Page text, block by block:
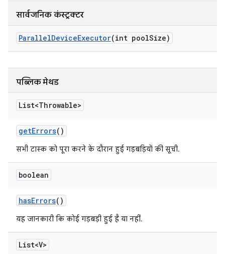
सार्वजनिक कंस्ट्रक्टर
ParallelDeviceExecutor(int poolSize)
पब्लिक मेथड
List<Throwable>
getErrors()
सभी टास्क को पूरा करने के दौरान हुई गड़बड़ियों की सूची.
boolean
hasErrors()
यह जानकारी कि कोई गड़बड़ी हुई है या नहीं.
List<V>